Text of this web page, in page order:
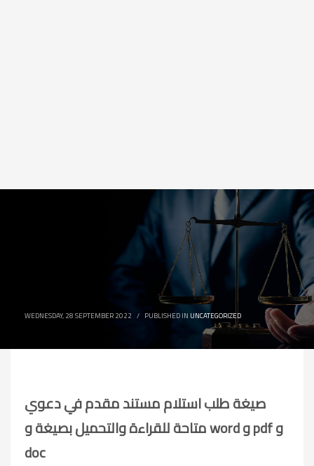
WEDNESDAY, 28 SEPTEMBER 2022 / PUBLISHED IN UNCATEGORIZED
صيغة طلب استلام مستند مقدم في دعوي
متاحة للقراءة والتحميل بصيغة و word و pdf و
doc